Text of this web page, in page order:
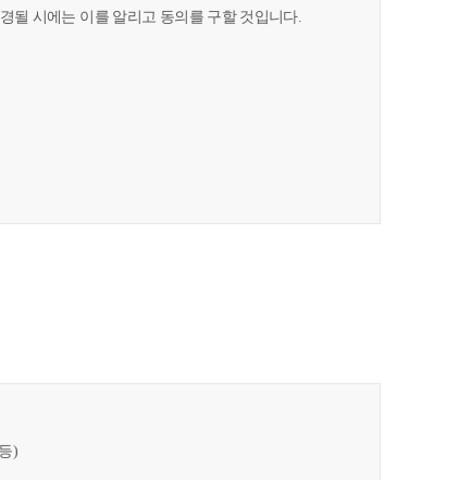
될 시에는 이를 알리고 동의를 구할 것입니다.
)